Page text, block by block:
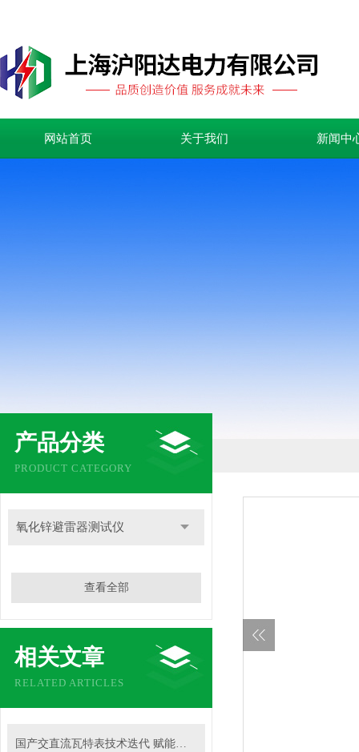
网站首页 关于我们 新闻中
产品分类
PRODUCT CATEGORY
氧化锌避雷器测试仪
查看全部
相关文章
RELATED ARTICLES
国产交直流瓦特表技术迭代 赋能电力精准计量与能效管理